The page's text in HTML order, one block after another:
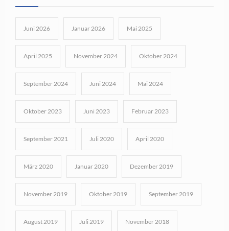
Juni 2026 Januar 2026 Mai 2025
April 2025 November 2024 Oktober 2024
September 2024 Juni 2024 Mai 2024
Oktober 2023 Juni 2023 Februar 2023
September 2021 Juli 2020 April 2020
März 2020 Januar 2020 Dezember 2019
November 2019 Oktober 2019 September 2019
August 2019 Juli 2019 November 2018